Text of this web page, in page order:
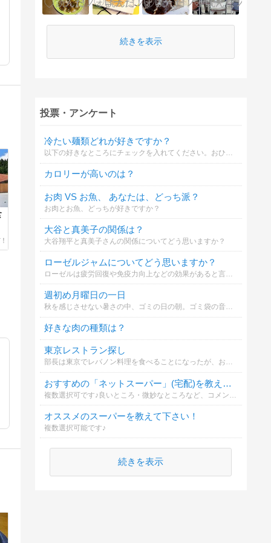
続きを表示
投票・アンケート
冷たい麺類どれが好きですか？
以下の好きなところにチェックを入れてください。おひとり何か所でも可能です。
カロリーが高いのは？
お肉 VS お魚、 あなたは、どっち派？
お肉とお魚、どっちが好きですか？
大谷と真美子の関係は？
大谷翔平と真美子さんの関係についてどう思いますか？
ローゼルジャムについてどう思いますか？
ローゼルは疲労回復や免疫力向上などの効果があると言われています。あなたはローゼルジャムに興味がありますか？
週初め月曜日の一日
秋を感じさせない暑さの中、ゴミの日の朝。ゴミ袋の音が苦手なレオ君のお話。
好きな肉の種類は？
東京レストラン探し
部長は東京でレバノン料理を食べることになったが、お店をどうやって見つけたか
おすすめの「ネットスーパー」(宅配)を教えてください！
オススメのスーパーを教えて下さい！
複数選択可能です♪
続きを表示